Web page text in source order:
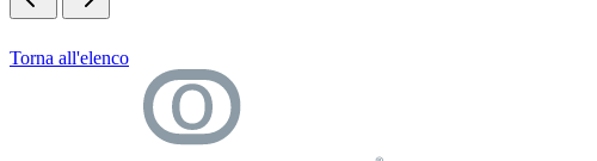
Torna all'elenco